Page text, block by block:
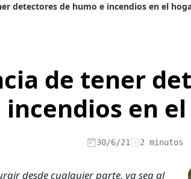
detectores de humo e incendios en el
de tener
incendios en
30/6/21 2 minutos
desde cualquier parte, ya sea al